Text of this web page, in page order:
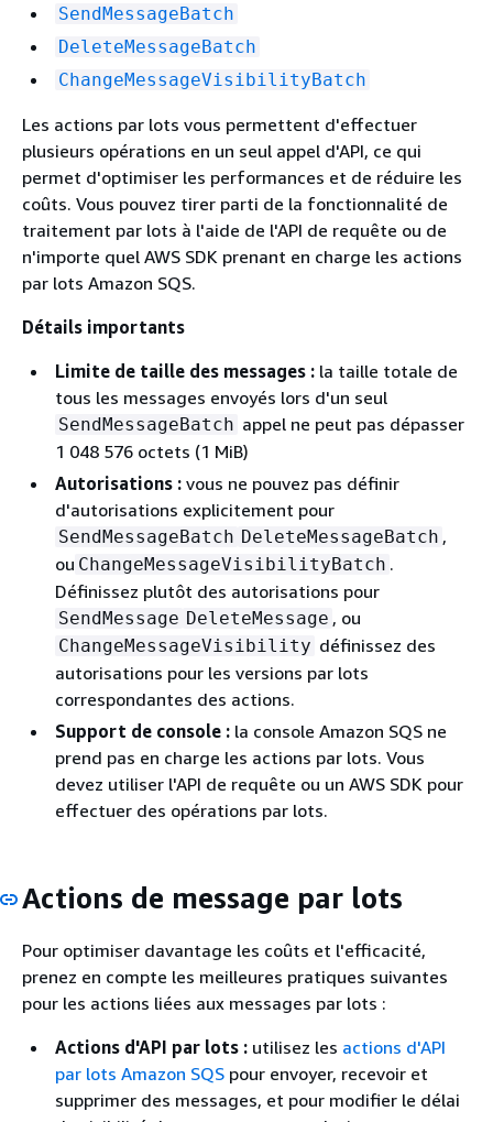
SendMessageBatch
DeleteMessageBatch
ChangeMessageVisibilityBatch
Les actions par lots vous permettent d'effectuer
plusieurs opérations en un seul appel d'API, ce qui
permet d'optimiser les performances et de réduire les
coûts. Vous pouvez tirer parti de la fonctionnalité de
traitement par lots à l'aide de l'API de requête ou de
n'importe quel AWS SDK prenant en charge les actions
par lots Amazon SQS.
Détails importants
Limite de taille des messages : la taille totale de
tous les messages envoyés lors d'un seul
SendMessageBatch appel ne peut pas dépasser
1 048 576 octets (1 MiB)
Autorisations : vous ne pouvez pas définir
d'autorisations explicitement pour
SendMessageBatch DeleteMessageBatch ,
ou ChangeMessageVisibilityBatch .
Définissez plutôt des autorisations pour
SendMessage DeleteMessage , ou
ChangeMessageVisibility définissez des
autorisations pour les versions par lots
correspondantes des actions.
Support de console : la console Amazon SQS ne
prend pas en charge les actions par lots. Vous
devez utiliser l'API de requête ou un AWS SDK pour
effectuer des opérations par lots.
Actions de message par lots
Pour optimiser davantage les coûts et l'efficacité,
prenez en compte les meilleures pratiques suivantes
pour les actions liées aux messages par lots :
Actions d'API par lots : utilisez les actions d'API
par lots Amazon SQS pour envoyer, recevoir et
supprimer des messages, et pour modifier le délai